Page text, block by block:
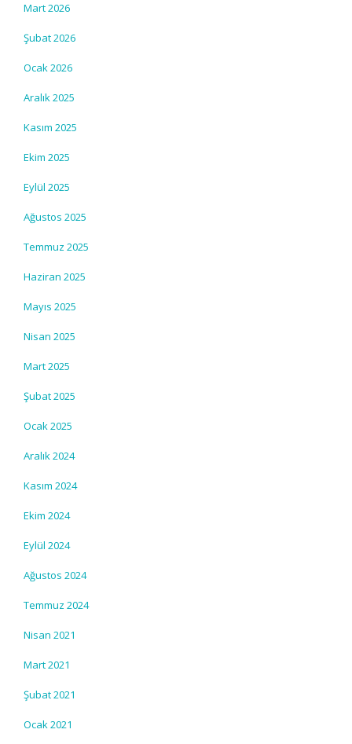
Mart 2026
Şubat 2026
Ocak 2026
Aralık 2025
Kasım 2025
Ekim 2025
Eylül 2025
Ağustos 2025
Temmuz 2025
Haziran 2025
Mayıs 2025
Nisan 2025
Mart 2025
Şubat 2025
Ocak 2025
Aralık 2024
Kasım 2024
Ekim 2024
Eylül 2024
Ağustos 2024
Temmuz 2024
Nisan 2021
Mart 2021
Şubat 2021
Ocak 2021